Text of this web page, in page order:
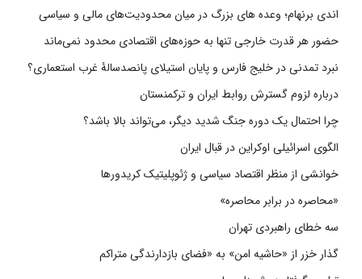
اندی برنهام؛ وعده های بزرگ در میان محدودیت‌های مالی و سیاسی
حضور هر قدرت خارجی تنها به حوزه‌های اقتصادی محدود نمی‌ماند
نبرد تمدنی در خلیج فارس و پایان استیلای پانصدسالۀ غرب استعماری؟
درباره لزوم گسترش روابط ایران و ترکمنستان
چرا احتمال یک دوره جنگ شدید دیگر، می‌تواند بالا باشد؟
الگوی اسرائیلی اوکراین در قبال ایران
خوانشی از منظر اقتصاد سیاسی و ژئوپلیتیک کریدورها
«محاصره در برابر محاصره»
سه خطای راهبردی تهران
گذار خزر از «حاشیه امن» به «فضای بازدارندگی متراکم